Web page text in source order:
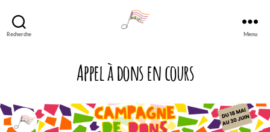
Recherche Menu
Appel à dons en cours